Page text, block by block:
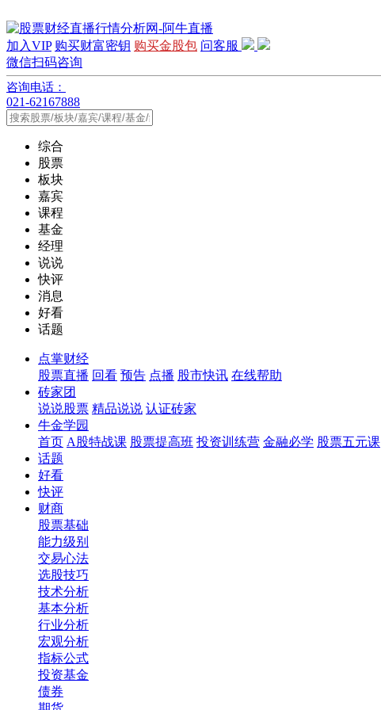
加入VIP 购买财富密钥 购买金股包 问客服
微信扫码咨询
咨询电话：
021-62167888
综合
股票
板块
嘉宾
课程
基金
经理
说说
快评
消息
好看
话题
点掌财经
股票直播 回看 预告 点播 股市快讯 在线帮助
砖家团
说说股票 精品说说 认证砖家
牛金学园
首页 A股特战课 股票提高班 投资训练营 金融必学 股票五元课
话题
好看
快评
财商
股票基础
能力级别
交易心法
选股技巧
技术分析
基本分析
行业分析
宏观分析
指标公式
投资基金
债券